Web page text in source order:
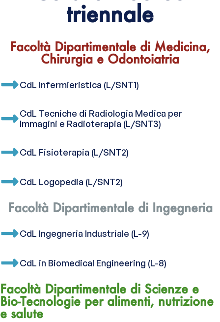
triennale
Facoltà Dipartimentale di Medicina,
Chirurgia e Odontoiatria
CdL Infermieristica (L/SNT1)
CdL Tecniche di Radiologia Medica per
Immagini e Radioterapia (L/SNT3)
CdL Fisioterapia (L/SNT2)
CdL Logopedia (L/SNT2)
Facoltà Dipartimentale di Ingegneria
CdL Ingegneria Industriale (L-9)
CdL in Biomedical Engineering (L-8)
Facoltà Dipartimentale di Scienze e
Bio-Tecnologie per alimenti, nutrizione
e salute